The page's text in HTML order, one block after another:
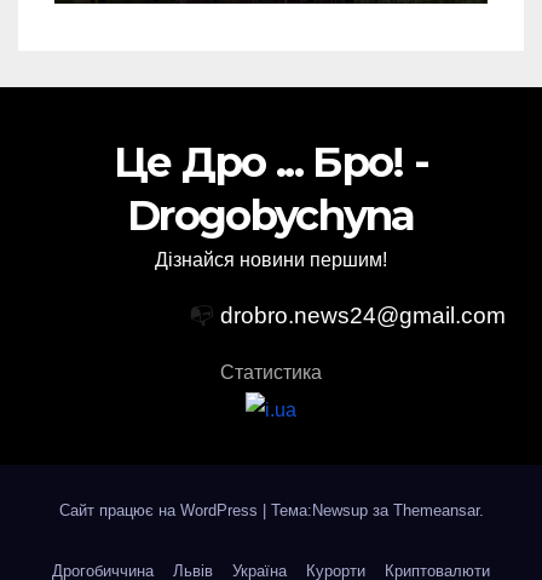
Це Дро ... Бро! -
Drogobychyna
Дізнайся новини першим!
📭 drobro.news24@gmail.com
Статистика
Сайт працює на WordPress Тема:Newsup за Themeansar.
Дрогобиччина Львів Україна Курорти Криптовалюти